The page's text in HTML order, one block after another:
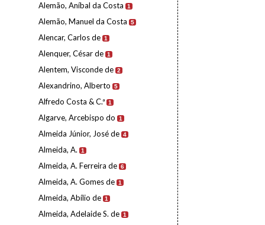
Alemão, Aníbal da Costa 1
Alemão, Manuel da Costa 5
Alencar, Carlos de 1
Alenquer, César de 1
Alentem, Visconde de 2
Alexandrino, Alberto 5
Alfredo Costa & C.ª 1
Algarve, Arcebispo do 1
Almeida Júnior, José de 4
Almeida, A. 1
Almeida, A. Ferreira de 6
Almeida, A. Gomes de 1
Almeida, Abílio de 1
Almeida, Adelaide S. de 1